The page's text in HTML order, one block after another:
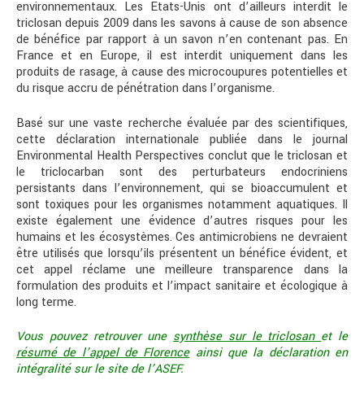
environnementaux. Les Etats-Unis ont d’ailleurs interdit le
triclosan depuis 2009 dans les savons à cause de son absence
de bénéfice par rapport à un savon n’en contenant pas. En
France et en Europe, il est interdit uniquement dans les
produits de rasage, à cause des microcoupures potentielles et
du risque accru de pénétration dans l’organisme.
Basé sur une vaste recherche évaluée par des scientifiques,
cette déclaration internationale publiée dans le journal
Environmental Health Perspectives conclut que le triclosan et
le triclocarban sont des perturbateurs endocriniens
persistants dans l’environnement, qui se bioaccumulent et
sont toxiques pour les organismes notamment aquatiques. Il
existe également une évidence d’autres risques pour les
humains et les écosystèmes. Ces antimicrobiens ne devraient
être utilisés que lorsqu’ils présentent un bénéfice évident, et
cet appel réclame une meilleure transparence dans la
formulation des produits et l’impact sanitaire et écologique à
long terme.
Vous pouvez retrouver une synthèse sur le triclosan et le
résumé de l’appel de Florenceainsi que la déclaration en
intégralité sur le site de l’ASEF.